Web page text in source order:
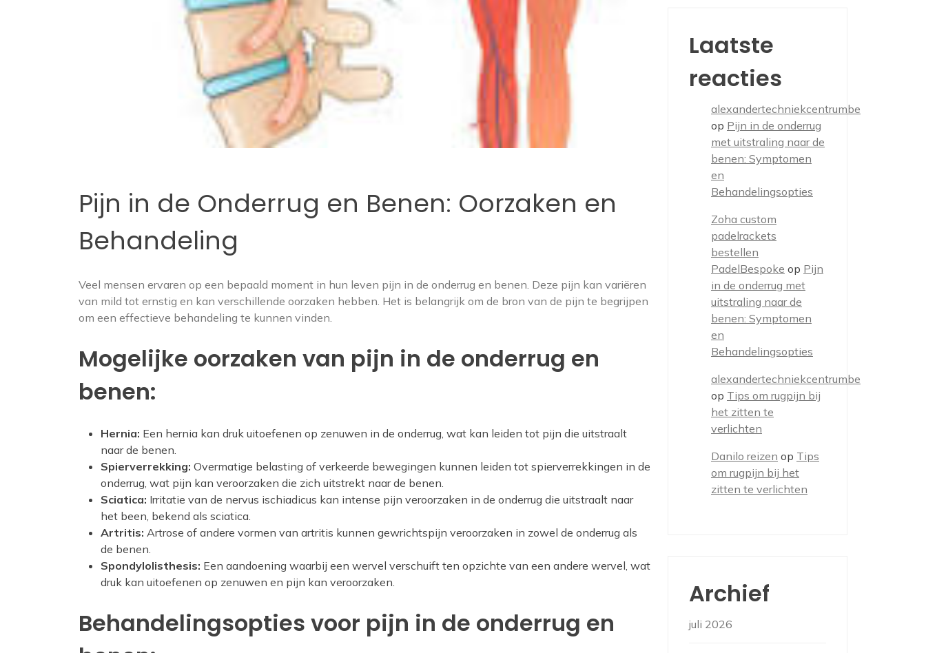
Pijn in de Onderrug en Benen: Oorzaken en
Behandeling
Veel mensen ervaren op een bepaald moment in hun leven pijn in de onderrug en benen. Deze pijn kan variëren
van mild tot ernstig en kan verschillende oorzaken hebben. Het is belangrijk om de bron van de pijn te begrijpen
om een effectieve behandeling te kunnen vinden.
Mogelijke oorzaken van pijn in de onderrug en
benen:
Hernia: Een hernia kan druk uitoefenen op zenuwen in de onderrug, wat kan leiden tot pijn die uitstraalt
naar de benen.
Spierverrekking: Overmatige belasting of verkeerde bewegingen kunnen leiden tot spierverrekkingen in de
onderrug, wat pijn kan veroorzaken die zich uitstrekt naar de benen.
Sciatica: Irritatie van de nervus ischiadicus kan intense pijn veroorzaken in de onderrug die uitstraalt naar
het been, bekend als sciatica.
Artritis: Artrose of andere vormen van artritis kunnen gewrichtspijn veroorzaken in zowel de onderrug als
de benen.
Spondylolisthesis: Een aandoening waarbij een wervel verschuift ten opzichte van een andere wervel, wat
druk kan uitoefenen op zenuwen en pijn kan veroorzaken.
Behandelingsopties voor pijn in de onderrug en
Laatste
reacties
alexandertechniekcentrumbe
op Pijn in de onderrug
met uitstraling naar de
benen: Symptomen
en
Behandelingsopties
Zoha custom
padelrackets
bestellen
PadelBespoke op Pijn
in de onderrug met
uitstraling naar de
benen: Symptomen
en
Behandelingsopties
alexandertechniekcentrumbe
op Tips om rugpijn bij
het zitten te
verlichten
Danilo reizen op Tips
om rugpijn bij het
zitten te verlichten
Archief
juli 2026